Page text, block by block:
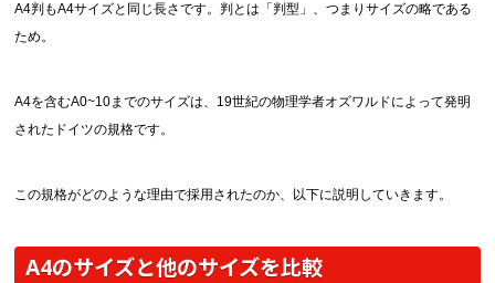
A4判もA4サイズと同じ長さです。判とは「判型」、つまりサイズの略である
ため。
A4を含むA0~10までのサイズは、19世紀の物理学者オズワルドによって発明
されたドイツの規格です。
この規格がどのような理由で採用されたのか、以下に説明していきます。
A4のサイズと他のサイズを比較
無線綴じ冊子
季節商品